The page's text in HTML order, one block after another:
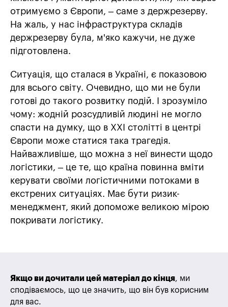
отримуємо з Європи, – саме з держрезерву.
На жаль, у нас інфраструктура складів
держрезерву була, м'яко кажучи, не дуже
підготовлена.
Ситуація, що сталася в Україні, є показовою
для всього світу. Очевидно, що ми не були
готові до такого розвитку подій. І зрозуміло
чому: жодній розсудливій людині не могло
спасти на думку, що в XXI столітті в центрі
Європи може статися така трагедія.
Найважливіше, що можна з неї винести щодо
логістики, – це те, що країна повинна вміти
керувати своїми логістичними потоками в
екстрених ситуаціях. Має бути ризик-
менеджмент, який допоможе великою мірою
покривати логістику.
Якщо ви дочитали цей матеріал до кінця, ми
сподіваємось, що це значить, що він був корисним
для вас.